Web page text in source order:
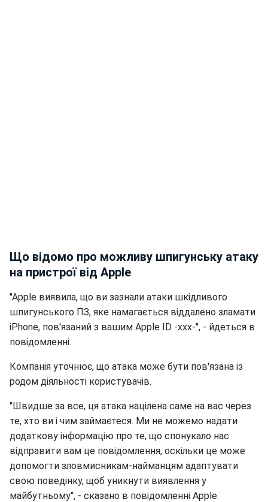
Що відомо про можливу шпигунську атаку
на пристрої від Apple
"Apple виявила, що ви зазнали атаки шкідливого
шпигунського ПЗ, яке намагається віддалено зламати
iPhone, пов'язаний з вашим Apple ID -xxx-", - йдеться в
повідомленні.
Компанія уточнює, що атака може бути пов'язана із
родом діяльності користувачів.
"Швидше за все, ця атака націлена саме на вас через
те, хто ви і чим займаєтеся. Ми не можемо надати
додаткову інформацію про те, що спонукало нас
відправити вам це повідомлення, оскільки це може
допомогти зловмисникам-найманцям адаптувати
свою поведінку, щоб уникнути виявлення у
майбутньому", - сказано в повідомленні Apple.